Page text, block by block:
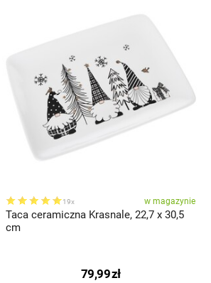
19x w magazynie
Taca ceramiczna Krasnale, 22,7 x 30,5
cm
79,99zł